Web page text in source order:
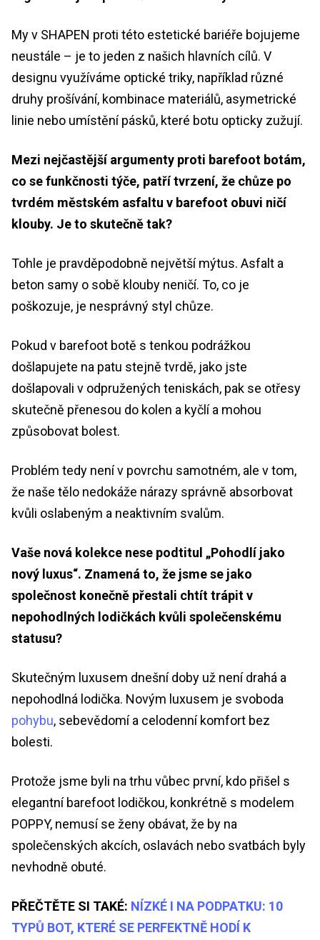
My v SHAPEN proti této estetické bariéře bojujeme
neustále – je to jeden z našich hlavních cílů. V
designu využíváme optické triky, například různé
druhy prošívání, kombinace materiálů, asymetrické
linie nebo umístění pásků, které botu opticky zužují.
Mezi nejčastější argumenty proti barefoot botám,
co se funkčnosti týče, patří tvrzení, že chůze po
tvrdém městském asfaltu v barefoot obuvi ničí
klouby. Je to skutečně tak?
Tohle je pravděpodobně největší mýtus. Asfalt a
beton samy o sobě klouby neničí. To, co je
poškozuje, je nesprávný styl chůze.
Pokud v barefoot botě s tenkou podrážkou
došlapujete na patu stejně tvrdě, jako jste
došlapovali v odpružených teniskách, pak se otřesy
skutečně přenesou do kolen a kyčlí a mohou
způsobovat bolest.
Problém tedy není v povrchu samotném, ale v tom,
že naše tělo nedokáže nárazy správně absorbovat
kvůli oslabeným a neaktivním svalům.
Vaše nová kolekce nese podtitul „Pohodlí jako
nový luxus“. Znamená to, že jsme se jako
společnost konečně přestali chtít trápit v
nepohodlných lodičkách kvůli společenskému
statusu?
Skutečným luxusem dnešní doby už není drahá a
nepohodlná lodička. Novým luxusem je svoboda
pohybu, sebevědomí a celodenní komfort bez
bolesti.
Protože jsme byli na trhu vůbec první, kdo přišel s
elegantní barefoot lodičkou, konkrétně s modelem
POPPY, nemusí se ženy obávat, že by na
společenských akcích, oslavách nebo svatbách byly
nevhodně obuté.
PŘEČTĚTE SI TAKÉ: NÍZKÉ I NA PODPATKU: 10
TYPŮ BOT, KTERÉ SE PERFEKTNĚ HODÍ K